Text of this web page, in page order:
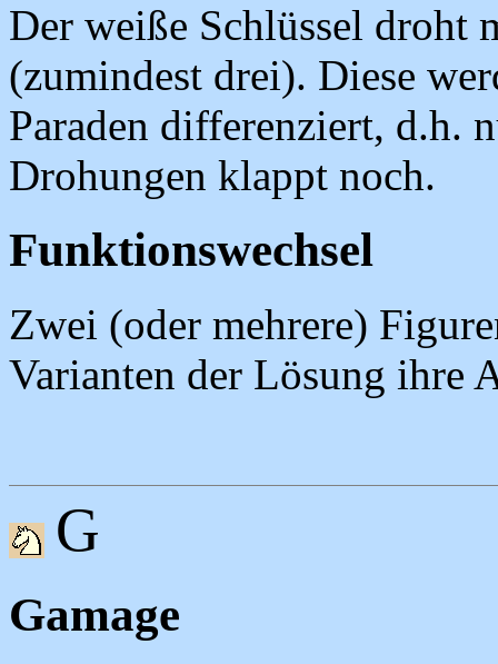
Der weiße Schlüssel droht
(zumindest drei). Diese
Paraden differenziert, d.h.
Drohungen klappt noch.
Funktionswechsel
Zwei (oder mehrere)
Varianten der Lösung ihre
G
Gamage